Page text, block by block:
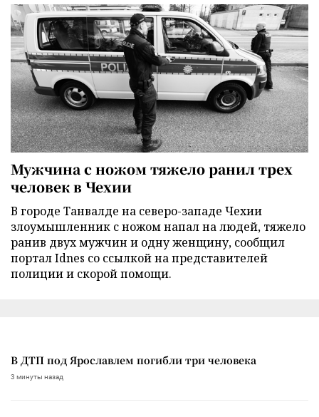
Мужчина с ножом тяжело ранил трех
человек в Чехии
В городе Танвалде на северо-западе Чехии
злоумышленник с ножом напал на людей, тяжело
ранив двух мужчин и одну женщину, сообщил
портал Idnes со ссылкой на представителей
полиции и скорой помощи.
В ДТП под Ярославлем погибли три человека
3 минуты назад